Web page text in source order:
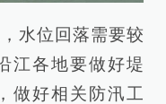
水位回落需要较
江各地要做好堤
做好相关防汛工